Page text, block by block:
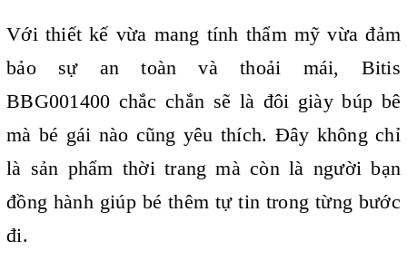
Với thiết kế vừa mang tính thẩm mỹ vừa đảm
bảo sự an toàn và thoải mái, Bitis
BBG001400 chắc chắn sẽ là đôi giày búp bê
mà bé gái nào cũng yêu thích. Đây không chỉ
là sản phẩm thời trang mà còn là người bạn
đồng hành giúp bé thêm tự tin trong từng bước
đi.